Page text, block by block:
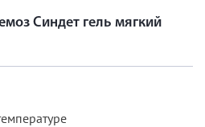
Синдет гель мягкий